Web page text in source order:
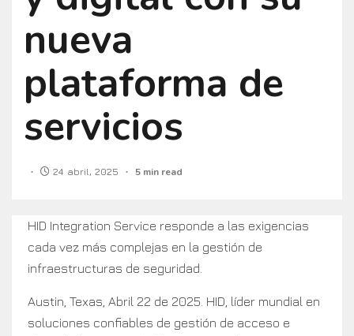
nueva
plataforma de
servicios
24 abril, 2025 5 min read
HID Integration Service responde a las exigencias
cada vez más complejas en la gestión de
infraestructuras de seguridad.
Austin, Texas, Abril 22 de 2025. HID, líder mundial en
soluciones confiables de gestión de acceso e